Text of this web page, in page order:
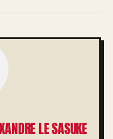
LE SASUKE